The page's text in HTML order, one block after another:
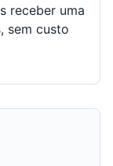
receber uma
sem custo